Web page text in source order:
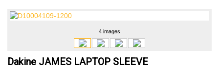
4 images
Dakine JAMES LAPTOP SLEEVE